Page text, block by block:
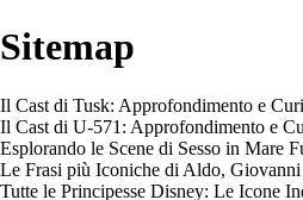
Sitemap
Il Cast di Tusk: Approfondimento e
Il Cast di U-571: Approfondimento e
Esplorando le Scene di Sesso in Mare
Le Frasi più Iconiche di Aldo,
Tutte le Principesse Disney: Le Icone